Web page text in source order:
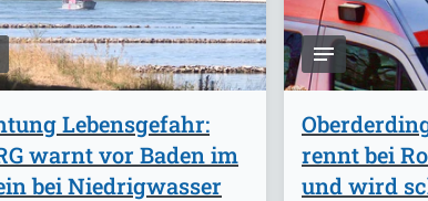
Lebensgefahr:
warnt vor Baden im
bei Niedrigwasser
rennt bei
und wird